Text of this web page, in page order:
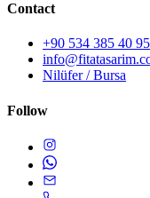
Contact
+90 534 385 40 95
Nilüfer / Bursa
Follow